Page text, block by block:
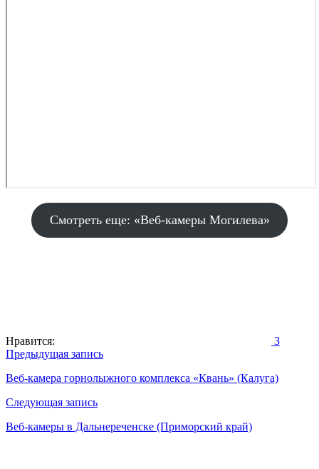
Смотреть еще: «Веб-камеры Могилева»
Нравится: 3
Навигация
по
записям
Предыдущая запись
Веб-камера горнолыжного комплекса «Квань» (Калуга)
Следующая запись
Веб-камеры в Дальнереченске (Приморский край)